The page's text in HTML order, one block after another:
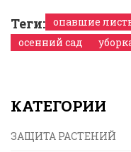
Теги: опавшие
осенний сад
КАТЕГОРИИ
ЗАЩИТА РАСТЕНИЙ